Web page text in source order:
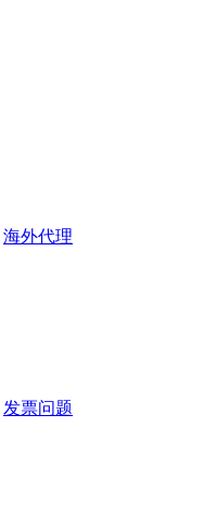
海外代理
发票问题